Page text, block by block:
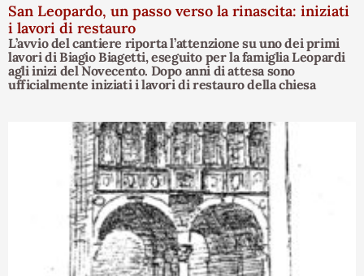
San Leopardo, un passo verso la rinascita: iniziati
i lavori di restauro
L’avvio del cantiere riporta l’attenzione su uno dei primi
lavori di Biagio Biagetti, eseguito per la famiglia Leopardi
agli inizi del Novecento. Dopo anni di attesa sono
ufficialmente iniziati i lavori di restauro della chiesa